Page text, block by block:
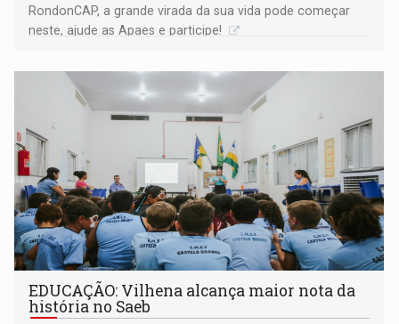
RondonCAP, a grande virada da sua vida pode começar
neste, ajude as Apaes e participe!
EDUCAÇÃO: Vilhena alcança maior nota da
história no Saeb